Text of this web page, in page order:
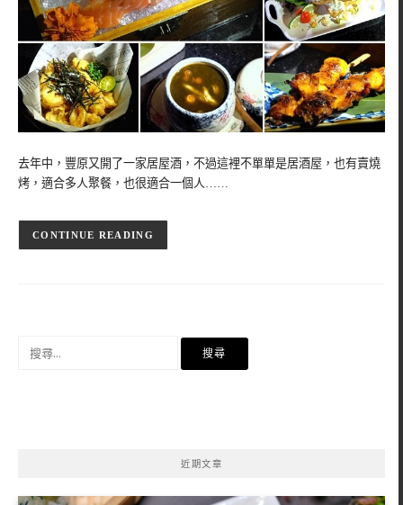
去年中，豐原又開了一家居屋酒，不過這裡不單單是居酒屋，也有賣燒
烤，適合多人聚餐，也很適合一個人……
CONTINUE READING
近期文章